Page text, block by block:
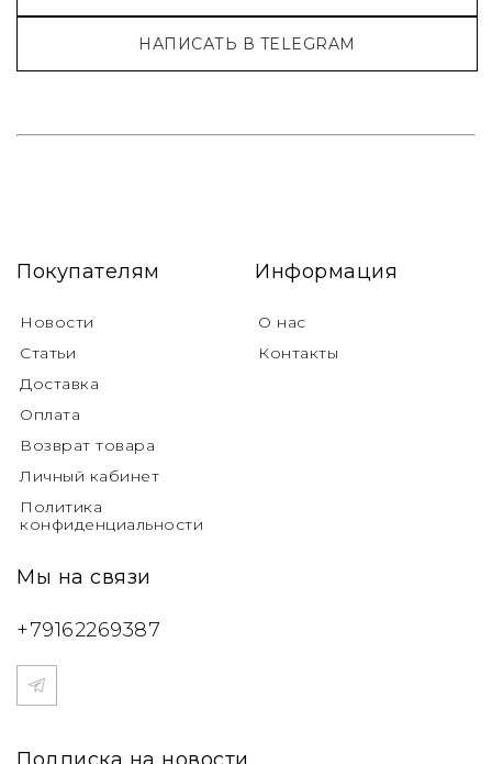
НАПИСАТЬ В TELEGRAM
Покупателям
Новости
Статьи
Доставка
Оплата
Возврат товара
Личный кабинет
Политика
конфиденциальности
Информация
О нас
Контакты
Мы на связи
+79162269387